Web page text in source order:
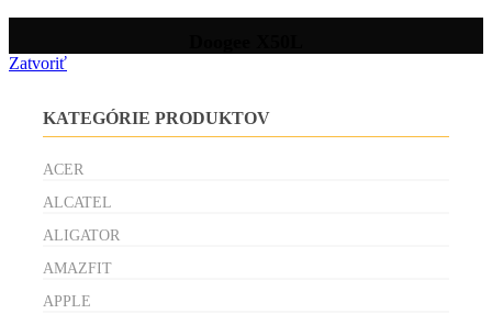
Zatvoriť
KATEGÓRIE PRODUKTOV
ACER
ALCATEL
ALIGATOR
AMAZFIT
APPLE